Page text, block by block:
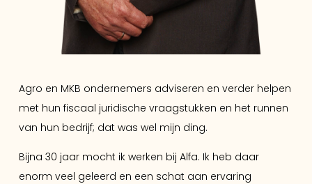
Agro en MKB ondernemers adviseren en verder helpen
met hun fiscaal juridische vraagstukken en het runnen
van hun bedrijf; dat was wel mijn ding.
Bijna 30 jaar mocht ik werken bij Alfa. Ik heb daar
enorm veel geleerd en een schat aan ervaring